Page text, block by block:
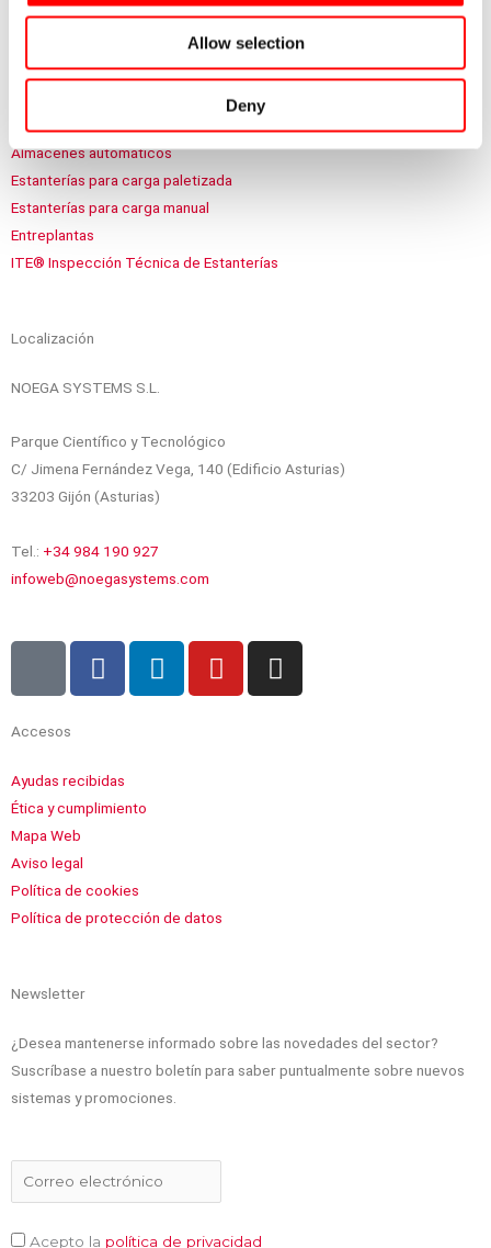
Allow selection
Deny
Secciones destacadas
Autoportantes
Almacenes automáticos
Estanterías para carga paletizada
Estanterías para carga manual
Entreplantas
ITE® Inspección Técnica de Estanterías
Localización
NOEGA SYSTEMS S.L.
Parque Científico y Tecnológico
C/ Jimena Fernández Vega, 140 (Edificio Asturias)
33203 Gijón (Asturias)
Tel.: +34 984 190 927
infoweb@noegasystems.com
n
x
F
a
o
o
L
i
Y
o
I
n
Accesos
Ayudas recibidas
Ética y cumplimiento
Mapa Web
Aviso legal
Política de cookies
Política de protección de datos
Newsletter
¿Desea mantenerse informado sobre las novedades del sector?
Suscríbase a nuestro boletín para saber puntualmente sobre nuevos
sistemas y promociones.
Acepto la política de privacidad